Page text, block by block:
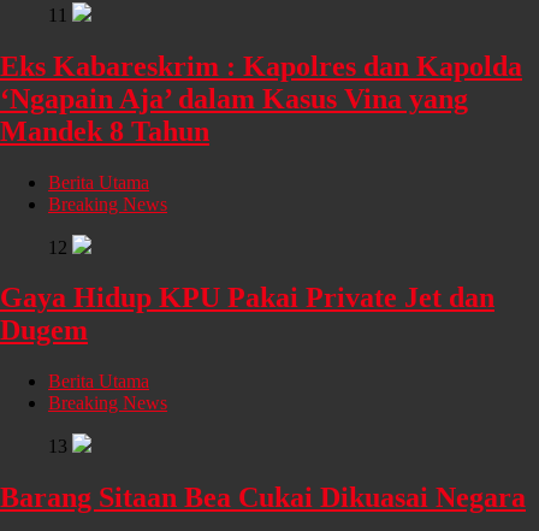
11
Eks Kabareskrim : Kapolres dan Kapolda
‘Ngapain Aja’ dalam Kasus Vina yang
Mandek 8 Tahun
Berita Utama
Breaking News
12
Gaya Hidup KPU Pakai Private Jet dan
Dugem
Berita Utama
Breaking News
13
Barang Sitaan Bea Cukai Dikuasai Negara